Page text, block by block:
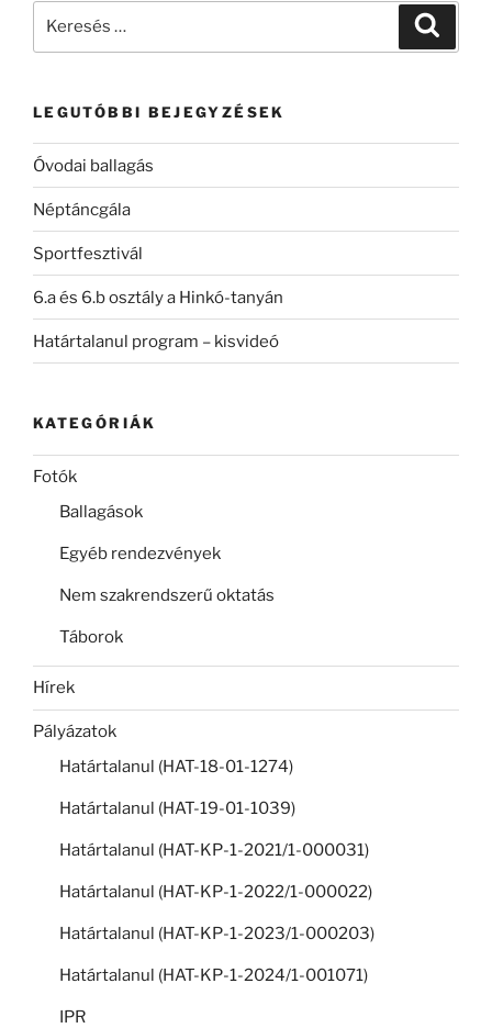
LEGUTÓBBI BEJEGYZÉSEK
Óvodai ballagás
Néptáncgála
Sportfesztivál
6.a és 6.b osztály a Hinkó-tanyán
Határtalanul program – kisvideó
KATEGÓRIÁK
Fotók
Ballagások
Egyéb rendezvények
Nem szakrendszerű oktatás
Táborok
Hírek
Pályázatok
Határtalanul (HAT-18-01-1274)
Határtalanul (HAT-19-01-1039)
Határtalanul (HAT-KP-1-2021/1-000031)
Határtalanul (HAT-KP-1-2022/1-000022)
Határtalanul (HAT-KP-1-2023/1-000203)
Határtalanul (HAT-KP-1-2024/1-001071)
IPR